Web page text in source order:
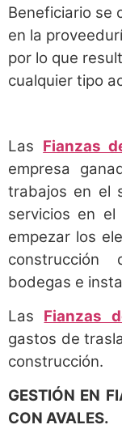
Beneficiario se
en la
por lo que
cualquier tipo
Las Fianzas
empresa
trabajos en el
servicios en
empezar los
construcción
bodegas e
Las
Fianzas
gastos de
construcción.
GESTIÓN EN
CON AVALES.